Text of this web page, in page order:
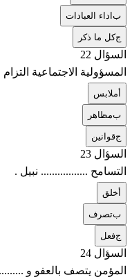
باداء العبادات
جكل ما ذكر
السؤال 22
المسؤولية الاجتماعية
ملابس
بمظاهر
جقوانين
السؤال 23
التسامح ................. نبيل .
خلق
بتصرف
جفعل
السؤال 24
المؤمن يتصف بالعفو و